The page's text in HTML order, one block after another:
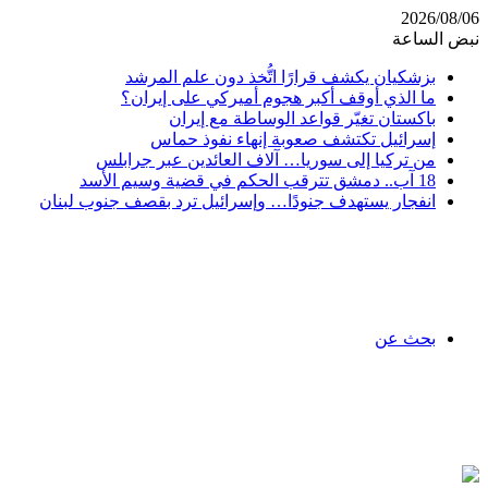
2026/08/06
نبض الساعة
بزشكيان يكشف قرارًا اتُّخذ دون علم المرشد
ما الذي أوقف أكبر هجوم أميركي على إيران؟
باكستان تغيّر قواعد الوساطة مع إيران
إسرائيل تكتشف صعوبة إنهاء نفوذ حماس
من تركيا إلى سوريا… آلاف العائدين عبر جرابلس
18 آب.. دمشق تترقب الحكم في قضية وسيم الأسد
انفجار يستهدف جنودًا… وإسرائيل ترد بقصف جنوب لبنان
بحث عن